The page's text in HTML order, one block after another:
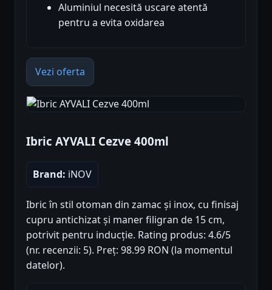
Aluminiul necesită uscare atentă
pentru a evita oxidarea
Vezi oferta
Ibric AYVALI Cezve 400ml
Brand: iNOV
Ibric în stil otoman din zamac și inox, cu finisaj
cupru antichizat și maner filigran de 15 cm,
potrivit pentru inducție. Rating produs: 4.6/5
(nr. recenzii: 5). Preț: 98.99 RON (la momentul
datelor).